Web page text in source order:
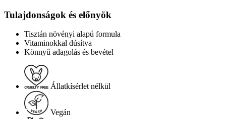
Tulajdonságok és előnyök
Tisztán növényi alapú formula
Vitaminokkal dúsítva
Könnyű adagolás és bevétel
Állatkísérlet nélkül
Vegán